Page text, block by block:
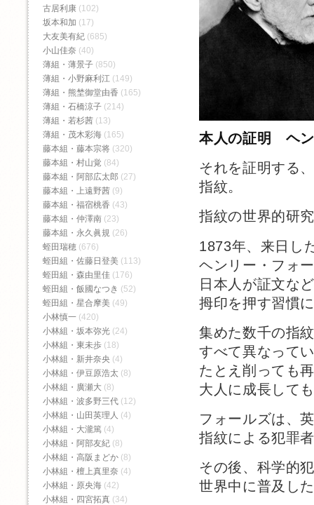
本人の証明 ヘ
それを証明する
指紋。
指紋の世界的研
1873年、来日し
ヘンリー・フォ
日本人が証文な
拇印を押す習慣
集めた数千の指
すべて異なって
たとえ削っても
大人に成長して
フォールズは、
指紋による犯罪
その後、科学的
世界中に普及し
古居利康 (102)
坂本和加 (17)
大友美有紀 (685)
小山佳奈 (40)
薄組・薄景子 (850)
薄組・小野麻利江 (149)
薄組・熊埜御堂由香 (165)
薄組・石橋涼子 (214)
薄組・若杉茜 (13)
薄組・茂木彩海 (165)
藤本組・藤本宗将 (320)
藤本組・村山覚 (84)
藤本組・阿部広太郎 (27)
藤本組・上遠野茜 (9)
藤本組・福宿桃香‬ (43)
藤本組・仲澤南 (23)
藤本組・永久眞規 (26)
蛭田瑞穂 (676)
蛭田組・佐藤日登美 (113)
蛭田組・森由里佳 (176)
蛭田組・飯國なつき (52)
蛭田組・星合摩美 (49)
小林慎一 (420)
小林組・坂本弥光 (24)
小林組・東未歩 (18)
小林組・新井奈央 (4)
小林組・伊豆原浩太 (8)
小林組・廣瀬大 (8)
小林組・波多野三代 (12)
小林組・山田英理人 (4)
小林組・大瀧篤 (4)
小林組・阿部友紀 (8)
小林組・高阪まどか (8)
小林組・檀上真里奈 (4)
小林組・原央海 (42)
小林組・四宮拓真 (34)